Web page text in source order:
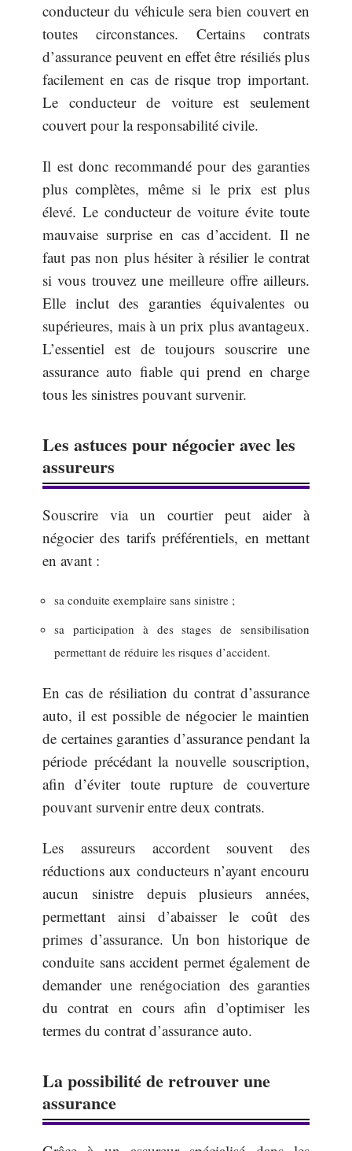
conducteur du véhicule sera bien couvert en
toutes circonstances. Certains contrats
d’assurance peuvent en effet être résiliés plus
facilement en cas de risque trop important.
Le conducteur de voiture est seulement
couvert pour la responsabilité civile.
Il est donc recommandé pour des garanties
plus complètes, même si le prix est plus
élevé. Le conducteur de voiture évite toute
mauvaise surprise en cas d’accident. Il ne
faut pas non plus hésiter à résilier le contrat
si vous trouvez une meilleure offre ailleurs.
Elle inclut des garanties équivalentes ou
supérieures, mais à un prix plus avantageux.
L’essentiel est de toujours souscrire une
assurance auto fiable qui prend en charge
tous les sinistres pouvant survenir.
Les astuces pour négocier avec les
assureurs
Souscrire via un courtier peut aider à
négocier des tarifs préférentiels, en mettant
en avant :
sa conduite exemplaire sans sinistre ;
sa participation à des stages de sensibilisation
permettant de réduire les risques d’accident.
En cas de résiliation du contrat d’assurance
auto, il est possible de négocier le maintien
de certaines garanties d’assurance pendant la
période précédant la nouvelle souscription,
afin d’éviter toute rupture de couverture
pouvant survenir entre deux contrats.
Les assureurs accordent souvent des
réductions aux conducteurs n’ayant encouru
aucun sinistre depuis plusieurs années,
permettant ainsi d’abaisser le coût des
primes d’assurance. Un bon historique de
conduite sans accident permet également de
demander une renégociation des garanties
du contrat en cours afin d’optimiser les
termes du contrat d’assurance auto.
La possibilité de retrouver une
assurance